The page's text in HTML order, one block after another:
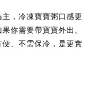
，冷凍寶寶粥口感更
你需要帶寶寶外出、
、不需保冷，是更實